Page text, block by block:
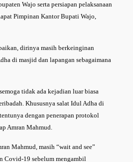
Wajo serta persiapan pelaksanaan
Pimpinan Kantor Bupati Wajo,
dirinya masih berkeinginan
di masjid dan lapangan sebagaimana
tidak ada kejadian luar biasa
Khususnya salat Idul Adha di
dengan penerapan protokol
Amran Mahmud.
Mahmud, masih “wait and see”
Covid-19 sebelum mengambil